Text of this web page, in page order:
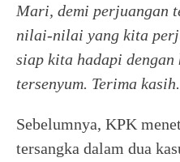
Mari, demi perjuangan
nilai-nilai yang kita
siap kita hadapi
tersenyum. Terima
Sebelumnya, KPK
tersangka dalam dua